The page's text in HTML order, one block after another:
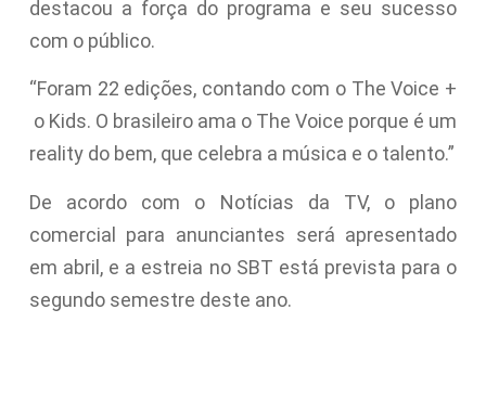
destacou a força do programa e seu sucesso
com o público.
“Foram 22 edições, contando com o The Voice +
o Kids. O brasileiro ama o The Voice porque é um
reality do bem, que celebra a música e o talento.”
De acordo com o Notícias da TV, o plano
comercial para anunciantes será apresentado
em abril, e a estreia no SBT está prevista para o
segundo semestre deste ano.